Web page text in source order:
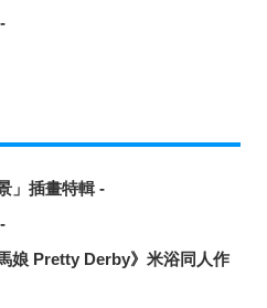
」插畫特輯 -
娘 Pretty Derby》米浴同人作